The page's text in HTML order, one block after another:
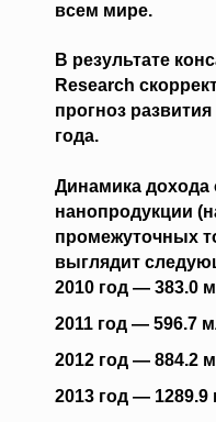
всем мире.
В результате
Research
прогноз
года.
Динамика дохода
нанопродукции
промежуточных
выглядит
2010 год — 383.0
2011 год — 596.7
2012 год — 884.2
2013 год —